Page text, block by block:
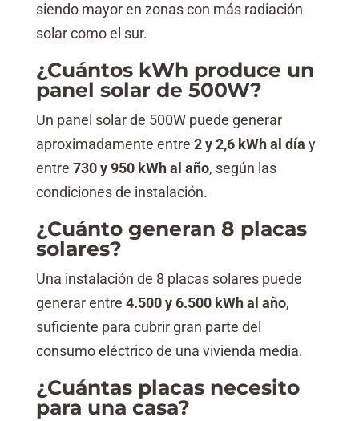
siendo mayor en zonas con más radiación
solar como el sur.
¿Cuántos kWh produce un
panel solar de 500W?
Un panel solar de 500W puede generar
aproximadamente entre 2 y 2,6 kWh al día y
entre 730 y 950 kWh al año, según las
condiciones de instalación.
¿Cuánto generan 8 placas
solares?
Una instalación de 8 placas solares puede
generar entre 4.500 y 6.500 kWh al año,
suficiente para cubrir gran parte del
consumo eléctrico de una vivienda media.
¿Cuántas placas necesito
para una casa?